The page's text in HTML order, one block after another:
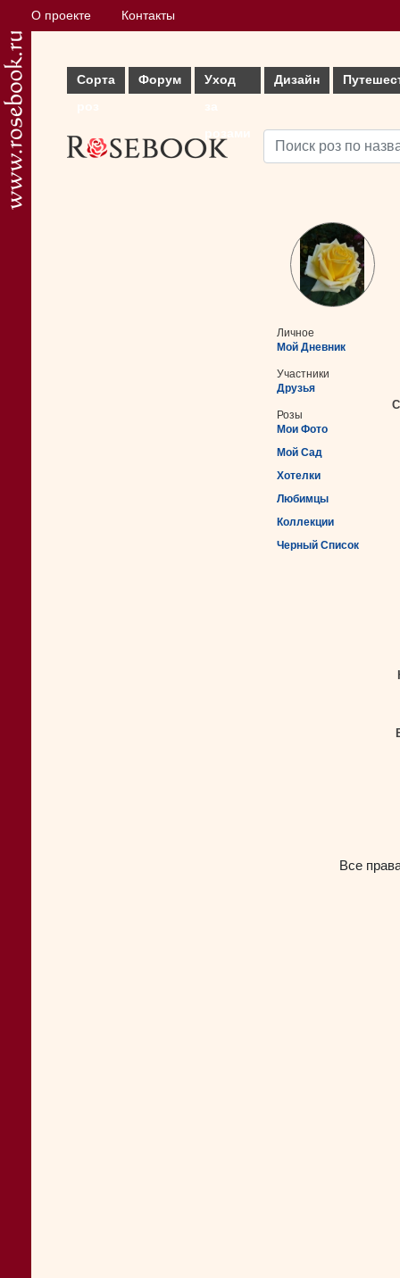
О проекте Контакты
Сорта
Форум
Уход
Дизайн
Личное
Мой Дневник
Участники
Друзья
Розы
Мои Фото
Мой Сад
Хотелки
Любимцы
Коллекции
Черный Список
Все